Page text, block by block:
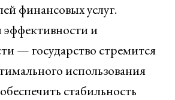
финансовых услуг.
и
— государство стремится
использования
стабильность